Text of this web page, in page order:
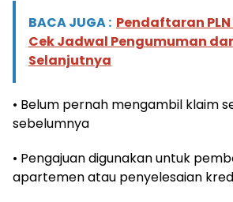
BACA JUGA : Pendaftaran
Cek Jadwal Pengumuman
Selanjutnya
• Belum pernah mengambil klaim
sebelumnya
• Pengajuan digunakan untuk
apartemen atau penyelesaian